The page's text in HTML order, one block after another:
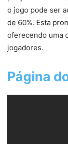
o jogo pode ser
de 60%. Esta
oferecendo uma
jogadores.
Página